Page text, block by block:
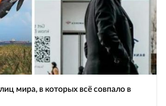
мира, в которых всё совпало в